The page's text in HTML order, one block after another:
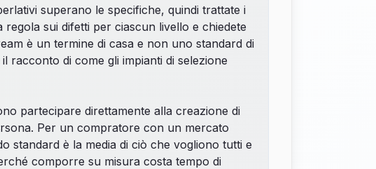
superano le specifiche, quindi trattate i
sui difetti per ciascun livello e chiedete
è un termine di casa e non uno standard di
racconto di come gli impianti di selezione
partecipare direttamente alla creazione di
Per un compratore con un mercato
standard è la media di ciò che vogliono tutti e
comporre su misura costa tempo di